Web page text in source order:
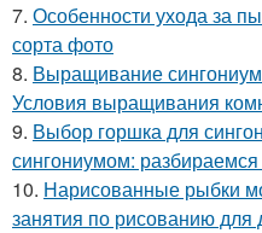
7. Особенности ухода за
сорта фото
8. Выращивание
Условия выращивания
9. Выбор горшка для
сингониумом: разбираемся
10. Нарисованные рыбки
занятия по рисованию